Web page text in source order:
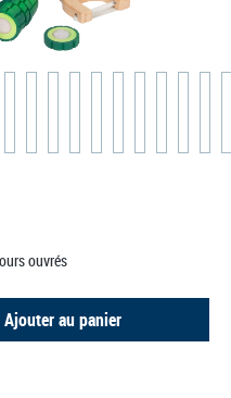
ouvrés
la quantité
Ajouter au panier